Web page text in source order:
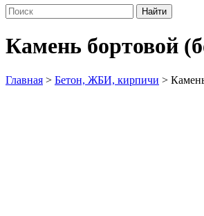
Камень бортовой
Главная > Бетон, ЖБИ, кирпичи >